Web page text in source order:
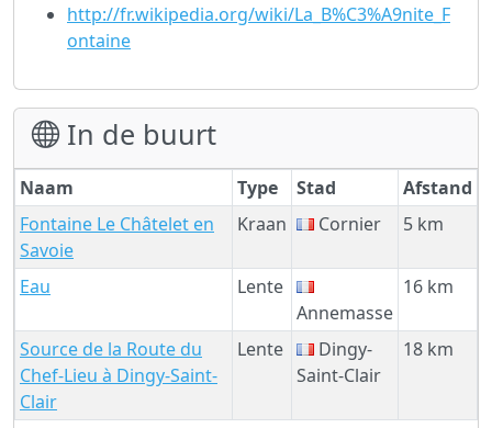
http://fr.wikipedia.org/wiki/La_B%C3%A9nite_F
ontaine
In de buurt
Naam Type Stad
Afstand
Fontaine Le Châtelet en
Savoie
Kraan Cornier 5 km
Eau
Lente
Annemasse
16 km
Source de la Route du
Chef-Lieu à Dingy-Saint-
Clair
Lente
Dingy-
Saint-Clair
18 km